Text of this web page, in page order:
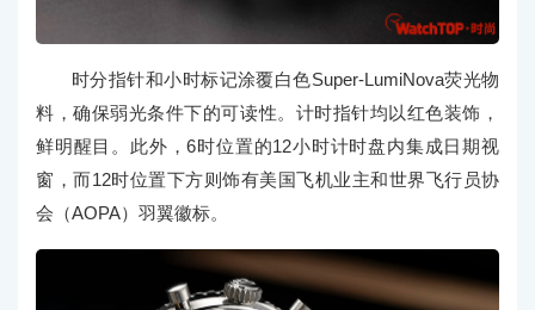
时分指针和小时标记涂覆白色Super-LumiNova荧光物
料，确保弱光条件下的可读性。计时指针均以红色装饰，
鲜明醒目。此外，6时位置的12小时计时盘内集成日期视
窗，而12时位置下方则饰有美国飞机业主和世界飞行员协
会（AOPA）羽翼徽标。